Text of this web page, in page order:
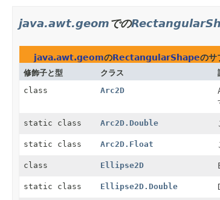
java.awt.geomでの
java.awt.geomのRectangularShapeのサ
修飾子と型 クラス
class
Arc2D
static class Arc2D.Double
static class Arc2D.Float
class Ellipse2D
static class Ellipse2D.Double